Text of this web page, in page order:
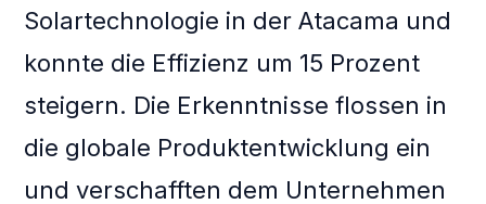
Solartechnologie in der Atacama und
konnte die Effizienz um 15 Prozent
steigern. Die Erkenntnisse flossen in
die globale Produktentwicklung ein
und verschafften dem Unternehmen